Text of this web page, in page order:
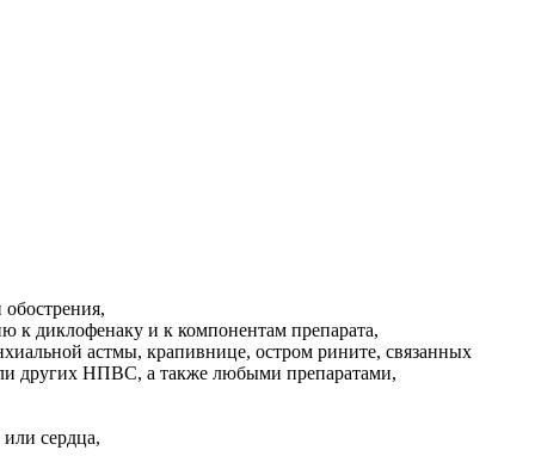
диклофенаку и к компонентам препарата,
астмы, крапивнице, остром рините, связанных
других НПВС, а также любыми препаратами,
сердца,